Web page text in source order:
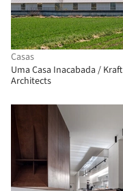
Casas
Uma Casa Inacabada / Kraft
Architects